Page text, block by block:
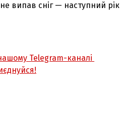
випав сніг — наступний рік
Telegram-каналі